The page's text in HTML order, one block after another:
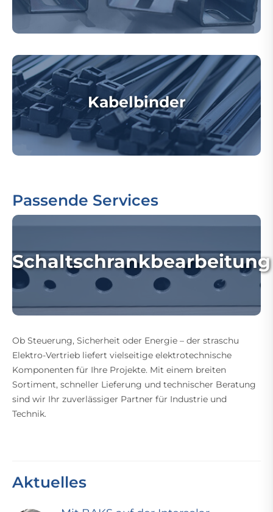
Kabelbinder
Passende Services
Schaltschrankbearbeitung
Ob Steuerung, Sicherheit oder Energie – der straschu
Elektro-Vertrieb liefert vielseitige elektrotechnische
Komponenten für Ihre Projekte. Mit einem breiten
Sortiment, schneller Lieferung und technischer Beratung
sind wir Ihr zuverlässiger Partner für Industrie und
Technik.
Aktuelles